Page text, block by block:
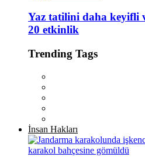
Yaz tatilini daha keyifli
20 etkinlik
Trending Tags
İnsan Hakları